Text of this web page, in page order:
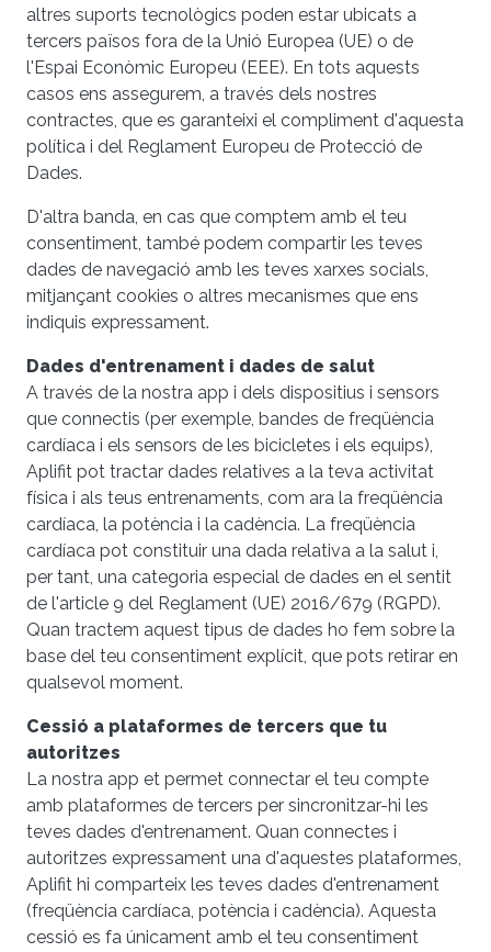
altres suports tecnològics poden estar ubicats a
tercers països fora de la Unió Europea (UE) o de
l'Espai Econòmic Europeu (EEE). En tots aquests
casos ens assegurem, a través dels nostres
contractes, que es garanteixi el compliment d'aquesta
política i del Reglament Europeu de Protecció de
Dades.
D'altra banda, en cas que comptem amb el teu
consentiment, també podem compartir les teves
dades de navegació amb les teves xarxes socials,
mitjançant cookies o altres mecanismes que ens
indiquis expressament.
Dades d'entrenament i dades de salut
A través de la nostra app i dels dispositius i sensors
que connectis (per exemple, bandes de freqüència
cardíaca i els sensors de les bicicletes i els equips),
Aplifit pot tractar dades relatives a la teva activitat
física i als teus entrenaments, com ara la freqüència
cardíaca, la potència i la cadència. La freqüència
cardíaca pot constituir una dada relativa a la salut i,
per tant, una categoria especial de dades en el sentit
de l'article 9 del Reglament (UE) 2016/679 (RGPD).
Quan tractem aquest tipus de dades ho fem sobre la
base del teu consentiment explícit, que pots retirar en
qualsevol moment.
Cessió a plataformes de tercers que tu
autoritzes
La nostra app et permet connectar el teu compte
amb plataformes de tercers per sincronitzar-hi les
teves dades d'entrenament. Quan connectes i
autoritzes expressament una d'aquestes plataformes,
Aplifit hi comparteix les teves dades d'entrenament
(freqüència cardíaca, potència i cadència). Aquesta
cessió es fa únicament amb el teu consentiment